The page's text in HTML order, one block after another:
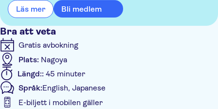
Shuriken - Throw real iron shurikens at wooden and
straw targets
Blowgun - Can you aim for and pop the balloon at the
end?
Sword iaido - Learn cool ninja poses and take plenty of
photos with authentic replica swords
Läs mer Bli medlem
Bra att veta
Gratis avbokning
Plats: Nagoya
Längd:: 45 minuter
Språk:English, Japanese
E-biljett i mobilen gäller